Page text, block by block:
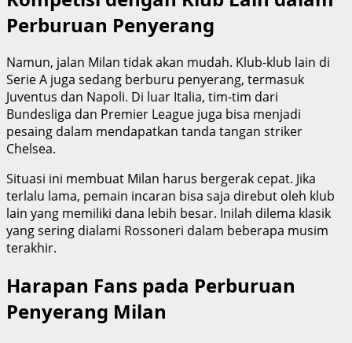
Perburuan Penyerang
Namun, jalan Milan tidak akan mudah. Klub-klub lain di
Serie A juga sedang berburu penyerang, termasuk
Juventus dan Napoli. Di luar Italia, tim-tim dari
Bundesliga dan Premier League juga bisa menjadi
pesaing dalam mendapatkan tanda tangan striker
Chelsea.
Situasi ini membuat Milan harus bergerak cepat. Jika
terlalu lama, pemain incaran bisa saja direbut oleh klub
lain yang memiliki dana lebih besar. Inilah dilema klasik
yang sering dialami Rossoneri dalam beberapa musim
terakhir.
Harapan Fans pada Perburuan
Penyerang Milan